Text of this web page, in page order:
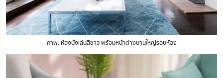
ภาพ: ห้องนั่งเล่นสีขาว พร้อมหน้าต่างบานใหญ่รอบห้อง